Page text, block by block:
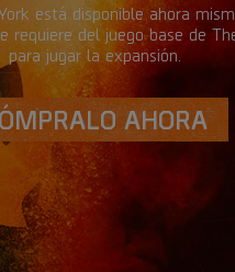
está disponible ahora
requiere del juego base de
para jugar la expansión.
AHORA